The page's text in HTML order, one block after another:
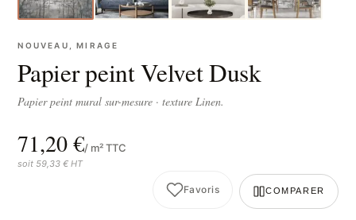
NOUVEAU, MIRAGE
Papier peint Velvet Dusk
Papier peint mural sur-mesure · texture Linen.
71,20 €/ m² TTC
soit 59,33 € HT
Favoris COMPARER